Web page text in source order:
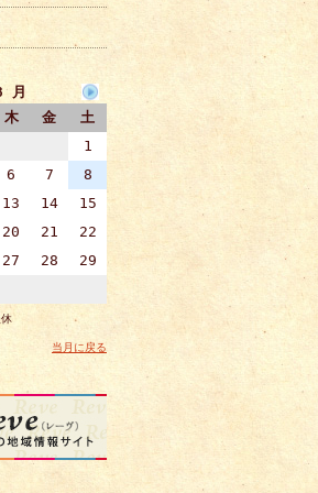
月
木 金
土
1
6 7
8
13 14
15
20 21
22
27 28
29
当月に戻る